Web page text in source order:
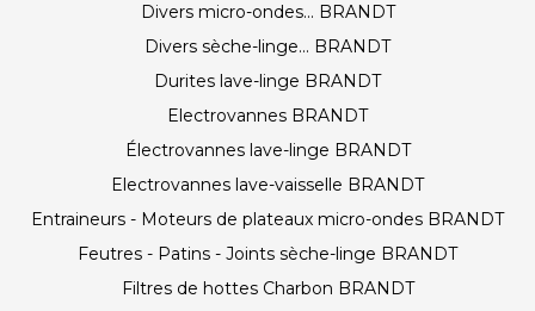
Divers micro-ondes... BRANDT
Divers sèche-linge... BRANDT
Durites lave-linge BRANDT
Electrovannes BRANDT
Électrovannes lave-linge BRANDT
Electrovannes lave-vaisselle BRANDT
Entraineurs - Moteurs de plateaux micro-ondes BRANDT
Feutres - Patins - Joints sèche-linge BRANDT
Filtres de hottes Charbon BRANDT